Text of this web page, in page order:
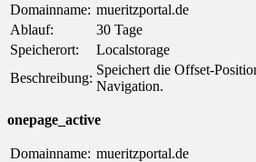
Domainname: mueritzportal.de
Ablauf:
30 Tage
Speicherort:
Localstorage
Beschreibung:
Speichert die Offset-
Navigation.
onepage_active
Domainname: mueritzportal.de